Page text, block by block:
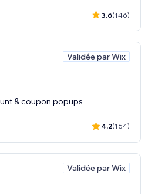
3.6(146)
Validée par Wix
& coupon popups
4.2(164)
Validée par Wix